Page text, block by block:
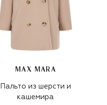
MAX MARA
Пальто из шерсти и
кашемира